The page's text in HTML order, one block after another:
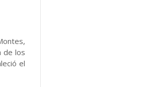
de los
el